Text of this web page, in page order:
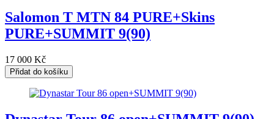
Salomon T MTN 84 PURE+Skins
PURE+SUMMIT 9(90)
17 000 Kč
Přidat do košíku